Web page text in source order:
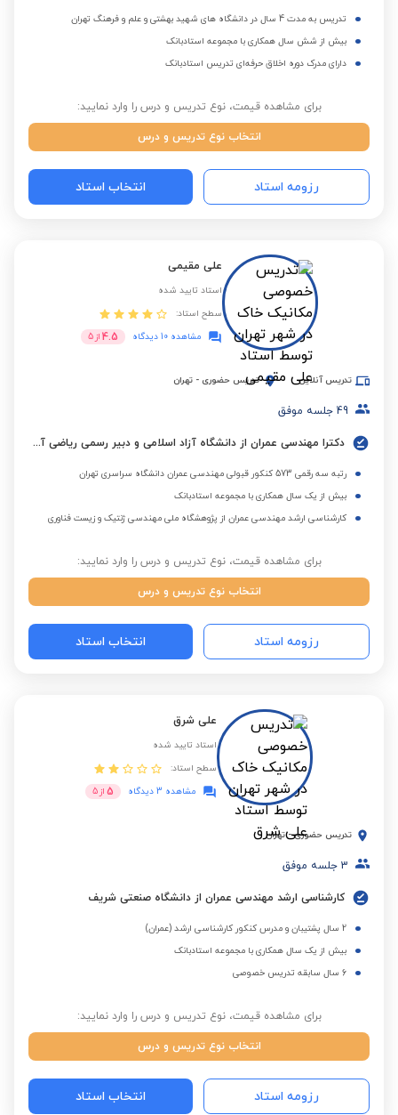
تدریس به مدت 4 سال در دانشگاه های شهید بهشتی و علم و فرهنگ تهران
بیش از شش سال همکاری با مجموعه استادبانک
دارای مدرک دوره اخلاق حرفه‌ای تدریس استادبانک
برای مشاهده قیمت، نوع تدریس و درس را وارد نمایید:
انتخاب نوع تدریس و درس
رزومه استاد انتخاب استاد
علی مقیمی
استاد تایید شده
سطح استاد:
مشاهده 10 دیدگاه
4.5 از 5
تدریس آنلاین تدریس حضوری - تهران
49 جلسه موفق
دکترا مهندسی عمران از دانشگاه آزاد اسلامی و دبیر رسمی ریاضی آموزش و پرورش
رتبه سه رقمی 573 کنکور قبولی مهندسی عمران دانشگاه سراسری تهران
بیش از یک سال همکاری با مجموعه استادبانک
کارشناسی ارشد مهندسی عمران از پژوهشگاه ملی مهندسی ژنتیک و زیست فناوری
برای مشاهده قیمت، نوع تدریس و درس را وارد نمایید:
انتخاب نوع تدریس و درس
رزومه استاد انتخاب استاد
علی شرق
استاد تایید شده
سطح استاد:
مشاهده 3 دیدگاه
5 از 5
تدریس حضوری - تهران
3 جلسه موفق
کارشناسی ارشد مهندسی عمران از دانشگاه صنعتی شریف
2 سال پشتیبان و مدرس کنکور کارشناسی ارشد (عمران)
بیش از یک سال همکاری با مجموعه استادبانک
6 سال سابقه تدریس خصوصی
برای مشاهده قیمت، نوع تدریس و درس را وارد نمایید:
انتخاب نوع تدریس و درس
رزومه استاد انتخاب استاد